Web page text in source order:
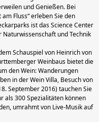
und Genießen. Bei
Fluss“ erleben Sie den
ist das Science Center
und Technik
Schauspiel von Heinrich von
Weinbaus bietet die
den Wein: Wanderungen
in der Wein Villa, Besuch von
September 2016) tauchen Sie
als 300 Spezialitäten können
umrahmt von Live-Musik auf